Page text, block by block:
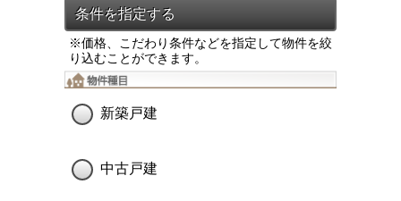
※価格、こだわり条件などを指定して物件を絞
り込むことができます。
新築戸建
中古戸建